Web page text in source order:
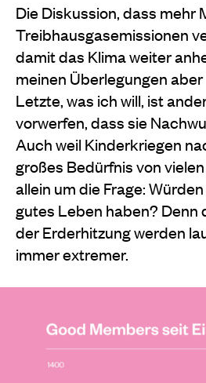
Die Diskussion, dass mehr
Treibhausgasemissionen
damit das Klima weiter
meinen Überlegungen aber
Letzte, was ich will, ist
vorwerfen, dass sie
Auch weil Kinderkriegen
großes Bedürfnis von
allein um die Frage:
gutes Leben haben? Denn
der Erderhitzung werden
immer extremer.